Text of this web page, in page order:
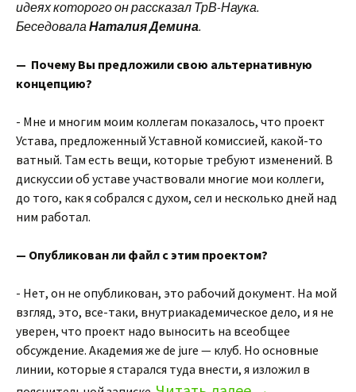
идеях которого он рассказал ТрВ-Наука.
БеседовалаНаталия Демина.
— Почему Вы предложили свою альтернативную
концепцию?
- Мне и многим моим коллегам показалось, что проект
Устава, предложенный Уставной комиссией, какой-то
ватный. Там есть вещи, которые требуют изменений. В
дискуссии об уставе участвовали многие мои коллеги,
до того, как я собрался с духом, сел и несколько дней над
ним работал.
— Опубликован ли файл с этим проектом?
- Нет, он не опубликован, это рабочий документ. На мой
взгляд, это, все-таки, внутриакадемическое дело, и я не
уверен, что проект надо выносить на всеобщее
обсуждение. Академия же de jure — клуб. Но основные
линии, которые я старался туда внести, я изложил в